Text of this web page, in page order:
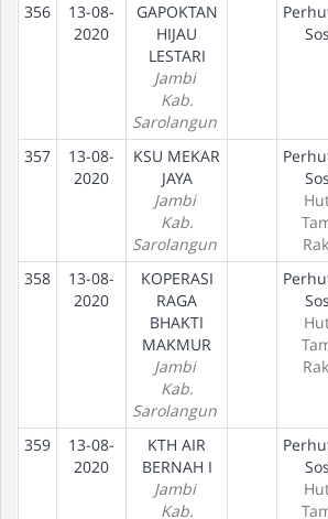
356
13-08-
2020
GAPOKTAN
HIJAU
LESTARI
Jambi
Kab.
Sarolangun
357
13-08-
2020
KSU MEKAR
JAYA
Jambi
Kab.
Sarolangun
358
13-08-
2020
KOPERASI
RAGA
BHAKTI
MAKMUR
Jambi
Kab.
Sarolangun
359
13-08-
2020
KTH AIR
BERNAH I
Jambi
Kab.